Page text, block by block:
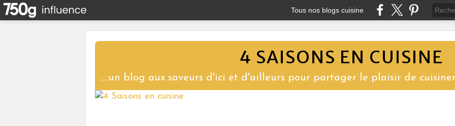
Tous nos blogs cuisine
4 SAISONS EN CUISINE